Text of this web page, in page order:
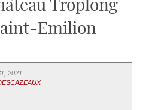
Troplong
Emilion
2021